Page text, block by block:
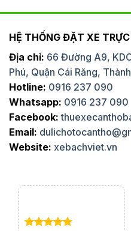
HỆ THỐNG ĐẶT XE
Địa chỉ: 66 Đường A9,
Phú, Quận Cái Răng,
Hotline: 0916 237 090
Whatsapp: 0916 237 090
Facebook:
Email:
Website: xebachviet.vn